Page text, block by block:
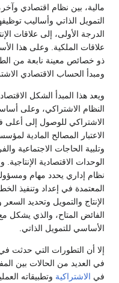
مالية، بين نظام اقتصادي
التمويل الذاتي وأساليب
الدرجة الأولى، إلى علاقات
علاقات الملكية. وعلى هذا
ذو خصائص معينة نابعة من
ومبدأ الحساب الاقتصادي
ويعد هذا المبدأ الشكل
النظام الاشتراكي، وعلى
الاشتراكي للوصول إلى أعلى
الاعتبار المصالح المادية
وتلبية الحاجات الاجتماعية
الوحدات الاقتصادية
نظام إداري يحدد مهام
المعتمدة في إعداد وتنفيذ
الإنتاج والتمويل وتحديد السعر
الفائض المتاح، والذي يشكل مع
الأساسي للتمويل الذاتي.
إلا أن التطورات التي حدثت في
في العديد من الحالات بين
فيالاشتراكيةوتطبيقاته